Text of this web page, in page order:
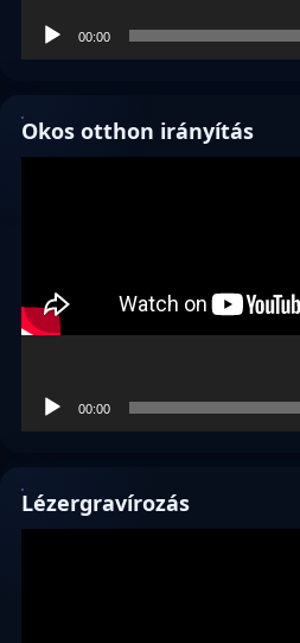
00:00
Okos otthon irányítás
00:00
Lézergravírozás